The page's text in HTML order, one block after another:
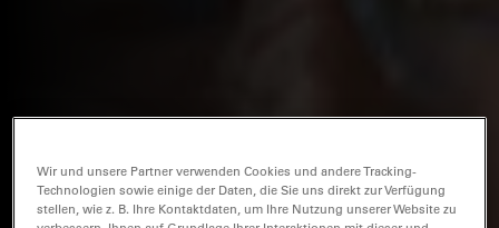
Wir und unsere Partner verwenden Cookies und andere Tracking-
Technologien sowie einige der Daten, die Sie uns direkt zur Verfügung
stellen, wie z. B. Ihre Kontaktdaten, um Ihre Nutzung unserer Website zu